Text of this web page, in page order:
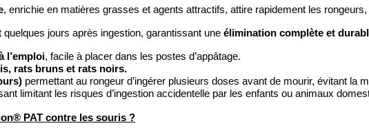
, enrichie en matières grasses et agents attractifs, attire rapidement les
quelques jours après ingestion, garantissant une élimination complète et
l’emploi, facile à placer dans les postes d’appâtage.
rats bruns et rats noirs.
permettant au rongeur d’ingérer plusieurs doses avant de mourir, évitant la
limitant les risques d’ingestion accidentelle par les enfants ou animaux
PAT contre les souris ?